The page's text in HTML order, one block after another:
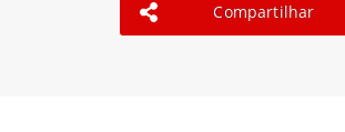
Compartilhar